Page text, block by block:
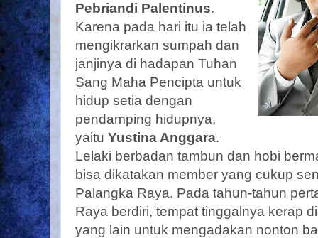
Pebriandi Palentinus.
Karena pada hari itu ia telah
mengikrarkan sumpah dan
janjinya di hadapan Tuhan
Sang Maha Pencipta untuk
hidup setia dengan
pendamping hidupnya,
yaitu Yustina Anggara.
Lelaki berbadan tambun dan hobi
bisa dikatakan member yang cukup
Palangka Raya. Pada tahun-tahun
Raya berdiri, tempat tinggalnya kerap
yang lain untuk mengadakan nonton